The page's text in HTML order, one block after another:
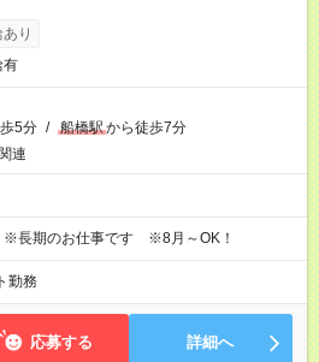
り
有
5分 / 船橋駅から徒歩7分
連
長期のお仕事です ※8月～OK！
勤務
応募する 詳細へ